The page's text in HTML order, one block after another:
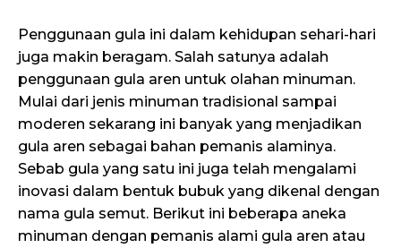
Penggunaan gula ini dalam kehidupan sehari-hari
juga makin beragam. Salah satunya adalah
penggunaan gula aren untuk olahan minuman.
Mulai dari jenis minuman tradisional sampai
moderen sekarang ini banyak yang menjadikan
gula aren sebagai bahan pemanis alaminya.
Sebab gula yang satu ini juga telah mengalami
inovasi dalam bentuk bubuk yang dikenal dengan
nama gula semut. Berikut ini beberapa aneka
minuman dengan pemanis alami gula aren atau